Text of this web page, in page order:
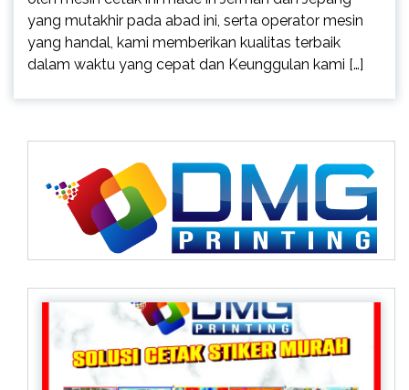
yang mutakhir pada abad ini, serta operator mesin
yang handal, kami memberikan kualitas terbaik
dalam waktu yang cepat dan Keunggulan kami […]